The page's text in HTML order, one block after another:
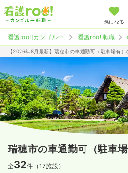
気になる
看護roo![カンゴルー] 看護roo! 転職
【2026年8月最新】瑞穂市の車通勤可（駐車場有
瑞穂市の車通勤可（駐車場
全32件（17施設）